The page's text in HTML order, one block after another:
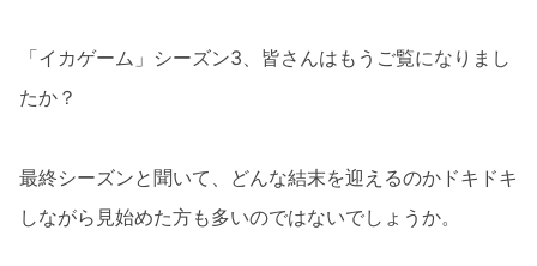
「イカゲーム」シーズン3、皆さんはもうご覧になりまし
たか？
最終シーズンと聞いて、どんな結末を迎えるのかドキドキ
しながら見始めた方も多いのではないでしょうか。